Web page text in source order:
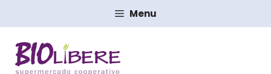
Menu